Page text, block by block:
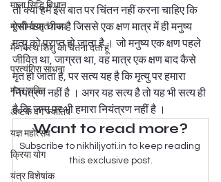
माला सिद्धि विधान
मृत्योर्माSमृतं गमय
मैं गर्भस्थ शिशु को चेतना देता हूं
प्रत्यंगिरा साधना
मंत्र शक्ति
अष्टक वर्ग ज्योतिष
यज्ञ महोत्सव
क्रिया योग
यंत्र विशेषांक
तो क्या हमें इस बात पर चिंतन नहीं करना चाहिए कि
ऐसी क्या चीज है जिससे एक क्षण मात्र में ही मनुष्य
मृत्यु को प्राप्त हो जाता है । जो मनुष्य एक क्षण पहले
जीवित था, जाग्रत था, वह मात्र एक क्षण बाद कैसे
मृत हो जाता है, पर सत्य यह है कि मृत्यु पर हमारा
नियंत्रण नहीं है । अगर यह सत्य है तो यह भी सत्य ही
है कि जन्म पर भी हमारा नियंत्रण नहीं है ।
Want to read more?
Subscribe to nikhiljyoti.in to keep reading
this exclusive post.